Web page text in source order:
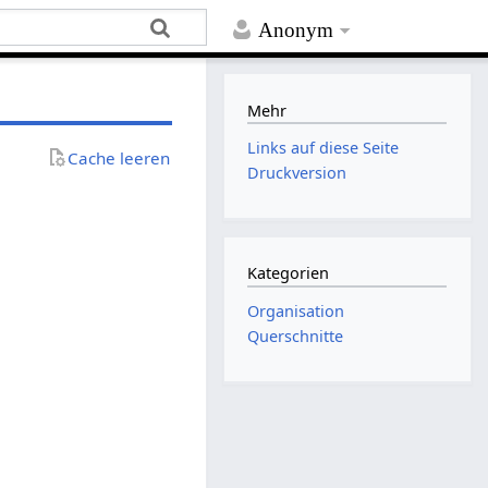
Anonym
Cache leeren
Mehr
Links auf diese Seite
Druckversion
Kategorien
Organisation
Querschnitte